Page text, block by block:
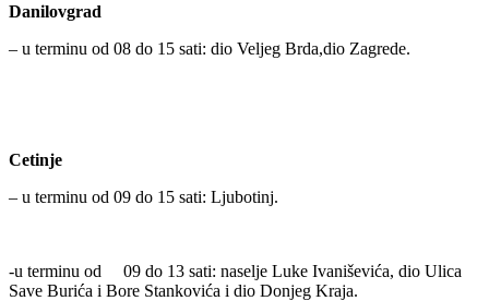
Danilovgrad
– u terminu od 08 do 15 sati: dio Veljeg Brda,dio Zagrede.
Cetinje
– u terminu od 09 do 15 sati: Ljubotinj.
-u terminu od 09 do 13 sati: naselje Luke Ivaniševića, dio Ulica
Save Burića i Bore Stankovića i dio Donjeg Kraja.